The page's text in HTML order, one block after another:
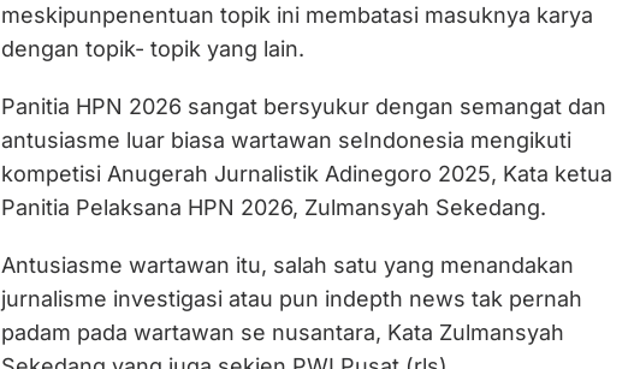
meskipunpenentuan topik ini membatasi masuknya karya
dengan topik- topik yang lain.
Panitia HPN 2026 sangat bersyukur dengan semangat dan
antusiasme luar biasa wartawan seIndonesia mengikuti
kompetisi Anugerah Jurnalistik Adinegoro 2025, Kata ketua
Panitia Pelaksana HPN 2026, Zulmansyah Sekedang.
Antusiasme wartawan itu, salah satu yang menandakan
jurnalisme investigasi atau pun indepth news tak pernah
padam pada wartawan se nusantara, Kata Zulmansyah